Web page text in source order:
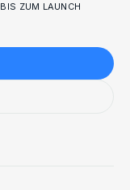
BIS ZUM LAUNCH